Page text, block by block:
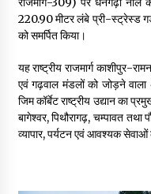
Thought
Thought
May
220.90 मीटर लंबे प्री-स्ट्रेस्ड
को समर्पित किया।
यह राष्ट्रीय राजमार्ग काशीपुर-
एवं गढ़वाल मंडलों को जोड़ने वाला
जिम कॉर्बेट राष्ट्रीय उद्यान का
बागेश्वर, पिथौरागढ़, चम्पावत
व्यापार, पर्यटन एवं आवश्यक सेवाओं